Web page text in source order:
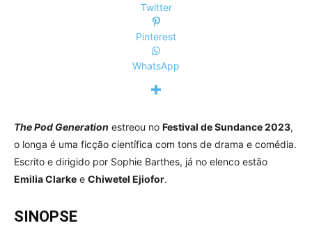
Twitter
Pinterest
WhatsApp
The Pod Generation estreou no Festival de Sundance 2023,
o longa é uma ficção científica com tons de drama e comédia.
Escrito e dirigido por Sophie Barthes, já no elenco estão
Emilia Clarke e Chiwetel Ejiofor.
SINOPSE